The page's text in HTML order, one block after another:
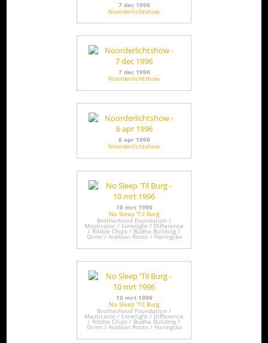
7 dec 1996
Noorderlichtshow
7 dec 1996
Noorderlichtshow
6 apr 1996
Noorderlichtshow
10 mrt 1996
No Sleep 'Til Burg
Brotherhood Foundation /
Masticator / Limelight / Difference
/ Ribble Chips / Budha Building /
Grinn / Arabian Roots / Haringckx
10 mrt 1996
No Sleep 'Til Burg
Brotherhood Foundation /
Masticator / Limelight / Difference
/ Ribble Chips / Budha Building /
Grinn / Arabian Roots / Haringckx